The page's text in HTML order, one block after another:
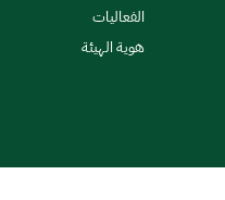
الفعاليات
هوية الهيئة